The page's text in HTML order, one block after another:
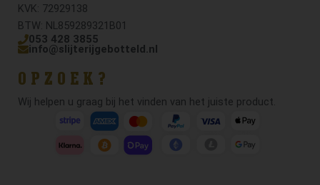
KVK: 72929138
BTW: NL859289321B01
053 428 3855
info@slijterijgebotteld.nl
OPZOEK?
Wij helpen u graag bij het vinden van het juiste product.